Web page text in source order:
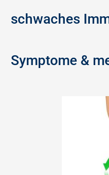
schwaches
Symptome &